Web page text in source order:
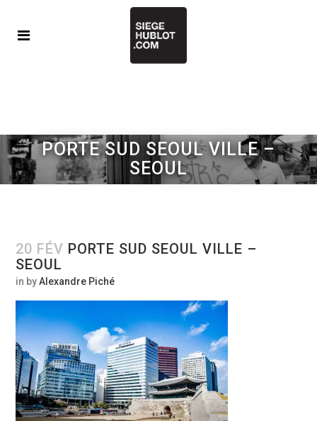
PORTE SUD SEOUL VILLE –
SEOUL
20 FÉV PORTE SUD SEOUL VILLE –
SEOUL
in byAlexandre Piché